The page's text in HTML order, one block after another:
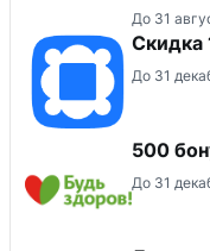
До 31
Скидка
До 31
500
До 31